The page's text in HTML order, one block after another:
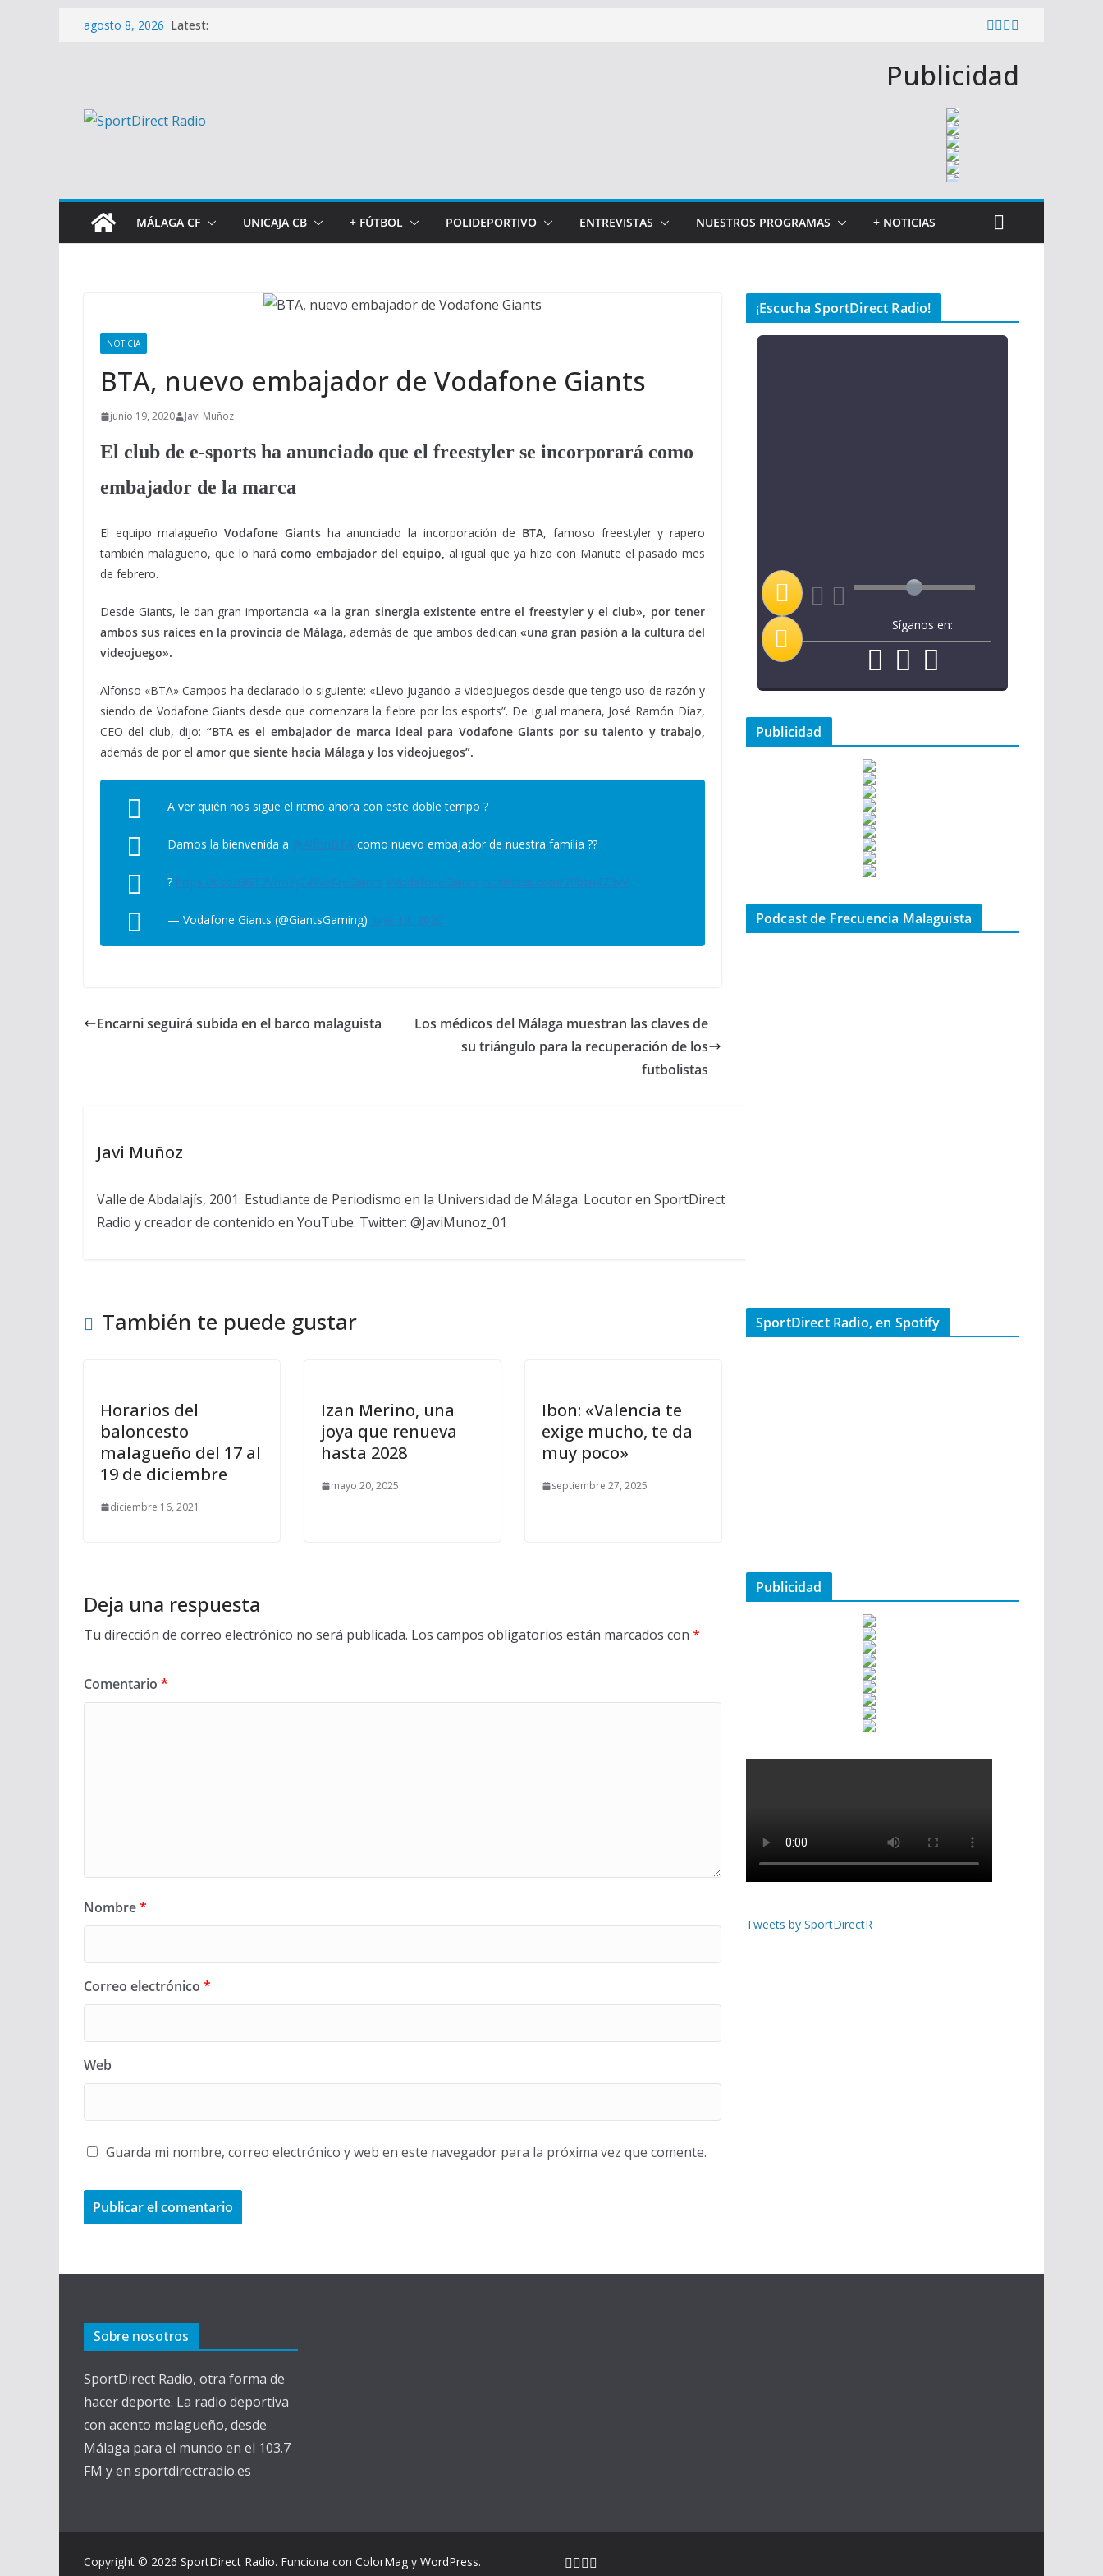
Saltaragosto 8, 2026 Latest:
Publicidad
MÁLAGA CF UNICAJA CB + FÚTBOL POLIDEPORTIVO ENTREVISTAS NUESTROS PROGRAMAS + NOTICIAS
NOTICIA
BTA, nuevo embajador de Vodafone Giants
junio 19, 2020 Javi Muñoz
El club de e-sports ha anunciado que el freestyler se incorporará como
embajador de la marca
El equipo malagueñoVodafone Giantsha anunciado la incorporación de BTA, famoso freestyler y rapero
también malagueño, que lo hará como embajador del equipo, al igual que ya hizo con Manute el pasado mes
de febrero.
Desde Giants, le dan gran importancia «a la gran sinergia existente entre el freestyler y el club», por tener
ambos sus raíces en la provincia de Málaga, además de que ambos dedican «una gran pasión a la cultura del
videojuego».
Alfonso «BTA» Campos ha declarado lo siguiente: «Llevo jugando a videojuegos desde que tengo uso de razón y
siendo de Vodafone Giants desde que comenzara la fiebre por los esports”. De igual manera, José Ramón Díaz,
CEO del club, dijo: “BTA es el embajador de marca ideal para Vodafone Giants por su talento y trabajo,
además de por el amor que siente hacia Málaga y los videojuegos”.
A ver quién nos sigue el ritmo ahora con este doble tempo ?
Damos la bienvenida a @AlfonBTA como nuevo embajador de nuestra familia ??
? https://t.co/GGT7VrmYjC#WeAreGiants #VodafoneGiants pic.twitter.com/20bzn4Z8vV
— Vodafone Giants (@GiantsGaming) June 19, 2020
Encarni seguirá subida en el barco malaguista
Los médicos del Málaga muestran las claves de
su triángulo para la recuperación de los
futbolistas
Javi Muñoz
Valle de Abdalajís, 2001. Estudiante de Periodismo en la Universidad de Málaga. Locutor en SportDirect
Radio y creador de contenido en YouTube. Twitter: @JaviMunoz_01
También te puede gustar
Horarios del
baloncesto
malagueño del 17 al
19 de diciembre
diciembre 16, 2021
Izan Merino, una
joya que renueva
hasta 2028
mayo 20, 2025
Ibon: «Valencia te
exige mucho, te da
muy poco»
septiembre 27, 2025
Deja una respuesta
Tu dirección de correo electrónico no será publicada. Los campos obligatorios están marcados con *
Comentario *
Nombre*
Correo electrónico *
Web
Guarda mi nombre, correo electrónico y web en este navegador para la próxima vez que comente.
¡Escucha SportDirect Radio!
Síganos en:
Publicidad
Podcast de Frecuencia Malaguista
SportDirect Radio, en Spotify
Publicidad
Tweets by SportDirectR
Sobre nosotros
SportDirect Radio, otra forma de
hacer deporte. La radio deportiva
con acento malagueño, desde
Málaga para el mundo en el 103.7
FM y en sportdirectradio.es
Copyright © 2026 SportDirect Radio. Funciona con ColorMag y WordPress.